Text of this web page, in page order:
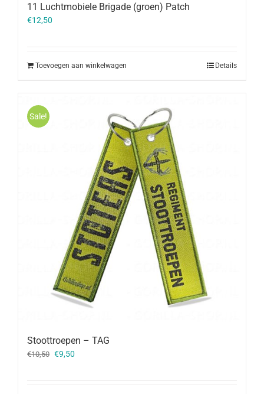
11 Luchtmobiele Brigade (groen) Patch
€12,50
Toevoegen aan winkelwagen Details
Sale!
Stoottroepen – TAG
€10,50 Oorspronkelijke
€9,50